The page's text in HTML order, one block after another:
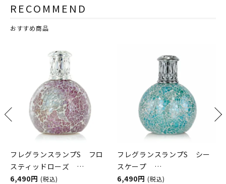
RECOMMEND
おすすめ商品
フレグランスランプS フロ
スティッドローズ
ASHLEIGH&BURWOOD（ア
6,490円 (税込)
フレグランスランプS シー
スケープ
ASHLEIGH&BURWOOD（ア
6,490円 (税込)